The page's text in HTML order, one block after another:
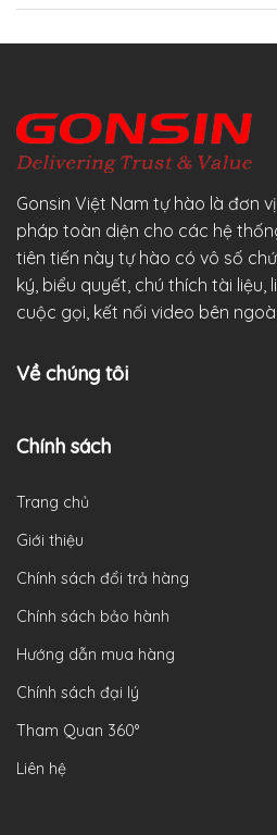
Gonsin Việt Nam tự hào là đơn
pháp toàn diện cho các hệ
tiên tiến này tự hào có vô số
ký, biểu quyết, chú thích tài liệu,
cuộc gọi, kết nối video bên
Về chúng tôi
Chính sách
Trang chủ
Giới thiệu
Chính sách đổi trả hàng
Chính sách bảo hành
Hướng dẫn mua hàng
Chính sách đại lý
Tham Quan 360°
Liên hệ